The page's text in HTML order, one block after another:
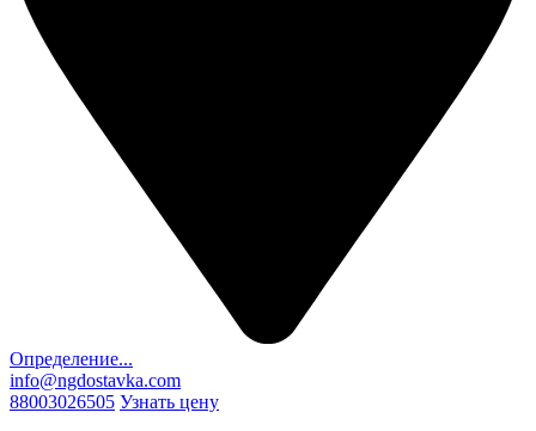
Определение...
info@ngdostavka.com
88003026505 Узнать цену